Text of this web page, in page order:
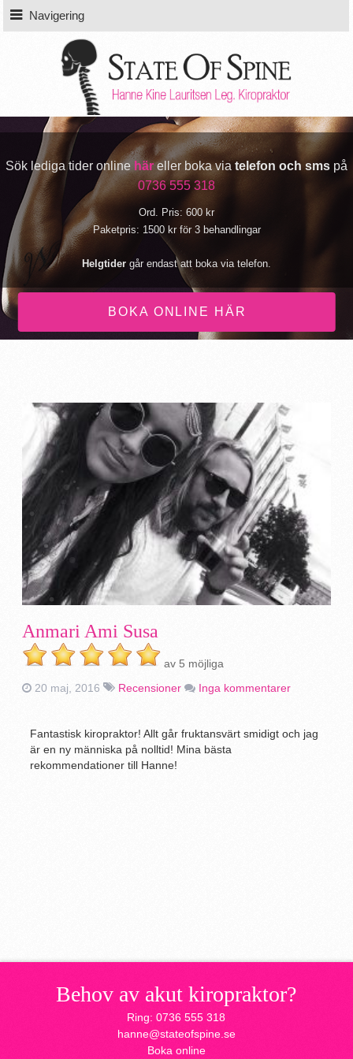
Navigering
Sök lediga tider online häreller boka via telefon och sms på
0736 555 318
Ord. Pris: 600 kr
Paketpris: 1500 kr för 3 behandlingar
Helgtider går endast att boka via telefon.
BOKA ONLINE HÄR
Anmari Ami Susa
av 5 möjliga
20 maj, 2016
Recensioner Inga kommentarer
Fantastisk kiropraktor! Allt går fruktansvärt smidigt och jag
är en ny människa på nolltid! Mina bästa
rekommendationer till Hanne!
Behov av akut kiropraktor?
Ring: 0736 555 318
hanne@stateofspine.se
Boka online